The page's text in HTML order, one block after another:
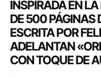
INSPIRADA EN
DE 500 PÁGINAS
ESCRITA POR
ADELANTAN
CON TOQUE DE